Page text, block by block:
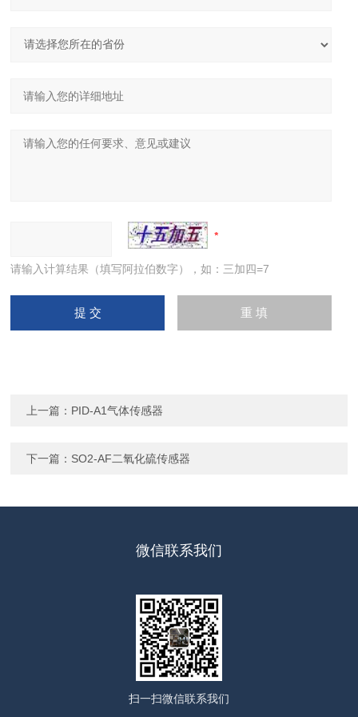
请输入计算结果（填写阿拉伯数字），如：三加四=7
上一篇： PID-A1气体传感器
下一篇： SO2-AF二氧化硫传感器
微信联系我们
扫一扫微信联系我们